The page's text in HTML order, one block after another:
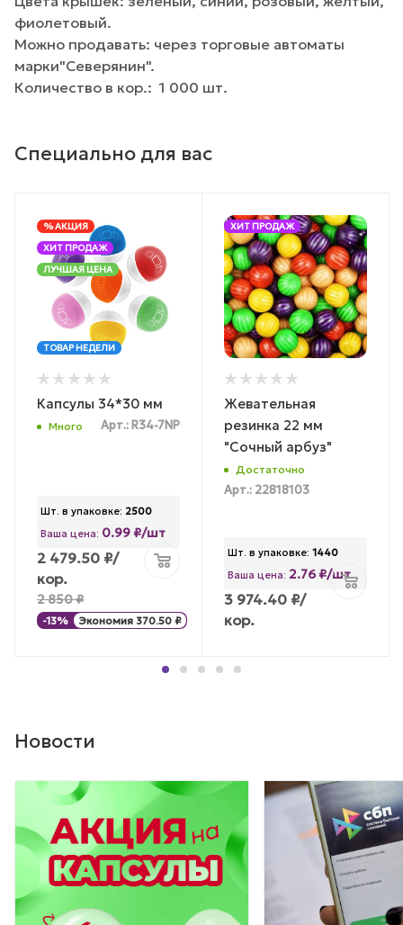
фиолетовый.
Можно продавать: через торговые автоматы
марки"Северянин".
Количество в кор.: 1 000 шт.
Специально для вас
% АКЦИЯ
ХИТ ПРОДАЖ
ЛУЧШАЯ ЦЕНА
ТОВАР НЕДЕЛИ
Капсулы 34*30 мм
Много Арт.: R34-7NP
Шт. в упаковке: 2500
Ваша цена: 0.99 ₽/шт
2 479.50 ₽/
кор.
2 850₽
-13% Экономия 370.50 ₽
ХИТ ПРОДАЖ
Жевательная
резинка 22 мм
"Сочный арбуз"
Достаточно
Арт.: 22818103
Шт. в упаковке: 1440
Ваша цена: 2.76 ₽/шт
3 974.40 ₽/
кор.
Новости